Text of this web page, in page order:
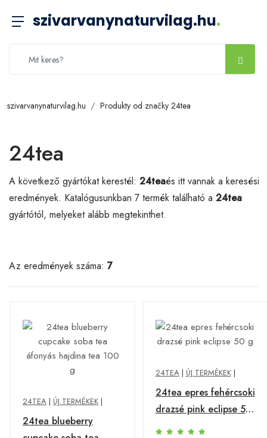
szivarvanynaturvilag.hu.
szivarvanynaturvilag.hu Produkty od značky 24tea
24tea
A következő gyártókat kerestél: 24teaés itt vannak a keresési
eredmények. Katalógusunkban 7 termék található a 24tea
gyártótól, melyeket alább megtekinthet.
Az eredmények száma: 7
24TEA | ÚJ TERMÉKEK |
24tea blueberry
24TEA| ÚJ TERMÉKEK|
24tea epres fehércsoki
drazsé pink eclipse 50
g